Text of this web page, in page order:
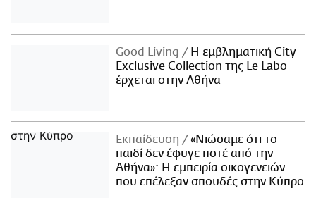
Good Living
Η εμβληματική City
Exclusive Collection της Le Labo
έρχεται στην Αθήνα
Εκπαίδευση
«Νιώσαμε ότι το
παιδί δεν έφυγε ποτέ από την
Αθήνα»: Η εμπειρία οικογενειών
που επέλεξαν σπουδές στην Κύπρο